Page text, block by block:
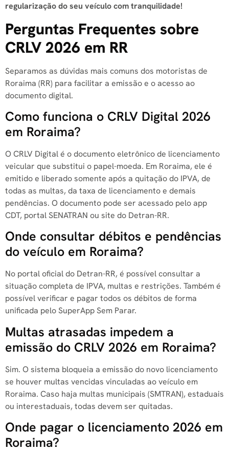
regularização do seu veículo com tranquilidade!
Perguntas Frequentes sobre
CRLV 2026 em RR
Separamos as dúvidas mais comuns dos motoristas de
Roraima (RR) para facilitar a emissão e o acesso ao
documento digital.
Como funciona o CRLV Digital 2026
em Roraima?
O CRLV Digital é o documento eletrônico de licenciamento
veicular que substitui o papel-moeda. Em Roraima, ele é
emitido e liberado somente após a quitação do IPVA, de
todas as multas, da taxa de licenciamento e demais
pendências. O documento pode ser acessado pelo app
CDT, portal SENATRAN ou site do Detran-RR.
Onde consultar débitos e pendências
do veículo em Roraima?
No portal oficial do Detran-RR, é possível consultar a
situação completa de IPVA, multas e restrições. Também é
possível verificar e pagar todos os débitos de forma
unificada pelo SuperApp Sem Parar.
Multas atrasadas impedem a
emissão do CRLV 2026 em Roraima?
Sim. O sistema bloqueia a emissão do novo licenciamento
se houver multas vencidas vinculadas ao veículo em
Roraima. Caso haja multas municipais (SMTRAN), estaduais
ou interestaduais, todas devem ser quitadas.
Onde pagar o licenciamento 2026 em
Roraima?